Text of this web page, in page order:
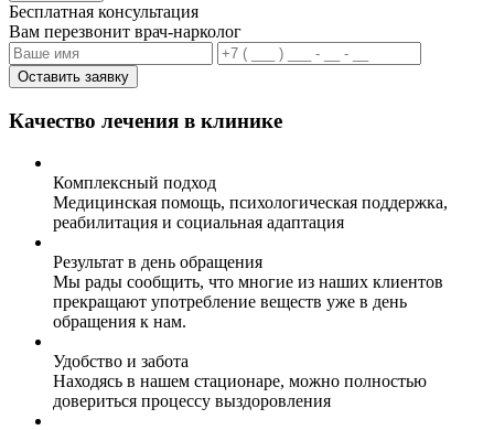
Бесплатная консультация
Вам перезвонит врач-нарколог
Оставить заявку
Качество лечения в клинике
Комплексный подход
Медицинская помощь, психологическая поддержка,
реабилитация и социальная адаптация
Результат в день обращения
Мы рады сообщить, что многие из наших клиентов
прекращают употребление веществ уже в день
обращения к нам.
Удобство и забота
Находясь в нашем стационаре, можно полностью
довериться процессу выздоровления